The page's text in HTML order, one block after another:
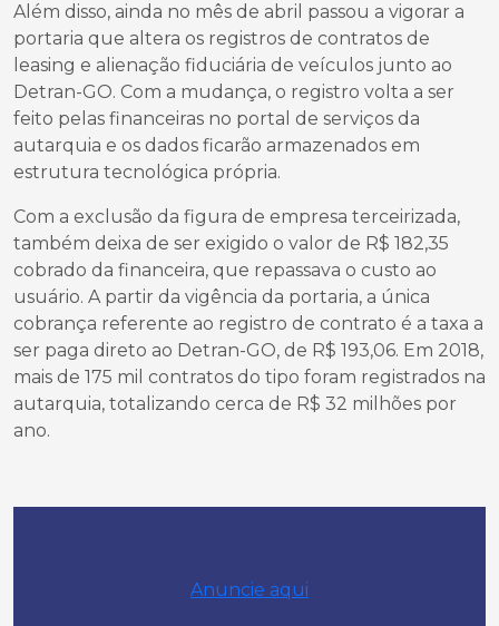
Além disso, ainda no mês de abril passou a vigorar a
portaria que altera os registros de contratos de
leasing e alienação fiduciária de veículos junto ao
Detran-GO. Com a mudança, o registro volta a ser
feito pelas financeiras no portal de serviços da
autarquia e os dados ficarão armazenados em
estrutura tecnológica própria.
Com a exclusão da figura de empresa terceirizada,
também deixa de ser exigido o valor de R$ 182,35
cobrado da financeira, que repassava o custo ao
usuário. A partir da vigência da portaria, a única
cobrança referente ao registro de contrato é a taxa a
ser paga direto ao Detran-GO, de R$ 193,06. Em 2018,
mais de 175 mil contratos do tipo foram registrados na
autarquia, totalizando cerca de R$ 32 milhões por
ano.
Anuncie aqui